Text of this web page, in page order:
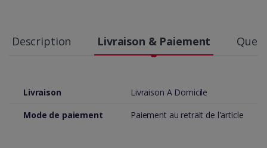
Description Livraison & Paiement
Livraison
Livraison A Domicile
Mode de paiement
Paiement au retrait de l'article